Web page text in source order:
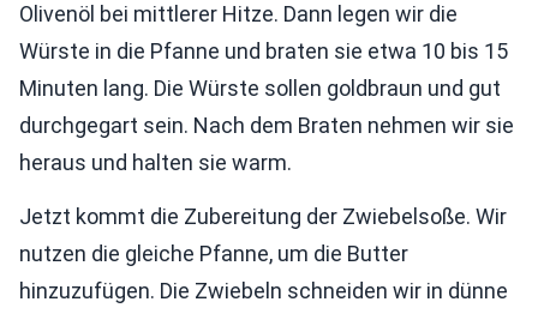
Olivenöl bei mittlerer Hitze. Dann legen wir die
Würste in die Pfanne und braten sie etwa 10 bis 15
Minuten lang. Die Würste sollen goldbraun und gut
durchgegart sein. Nach dem Braten nehmen wir sie
heraus und halten sie warm.
Jetzt kommt die Zubereitung der Zwiebelsoße. Wir
nutzen die gleiche Pfanne, um die Butter
hinzuzufügen. Die Zwiebeln schneiden wir in dünne